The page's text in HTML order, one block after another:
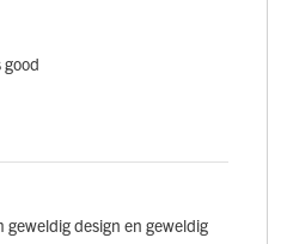
design en geweldig